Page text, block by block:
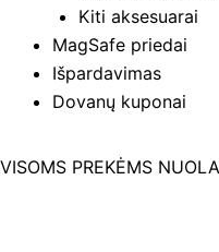
Kiti aksesuarai
MagSafe priedai
Išpardavimas
Dovanų kuponai
VISOMS PREKĖMS